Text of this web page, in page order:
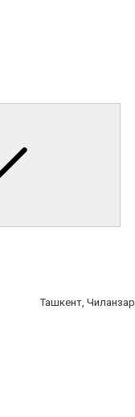
Ташкент, Чиланзар